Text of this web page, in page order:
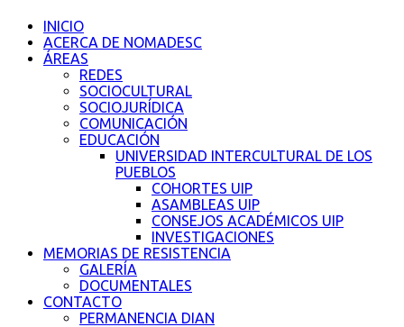
INICIO
ACERCA DE NOMADESC
ÁREAS
REDES
SOCIOCULTURAL
SOCIOJURÍDICA
COMUNICACIÓN
EDUCACIÓN
UNIVERSIDAD INTERCULTURAL DE LOS
PUEBLOS
COHORTES UIP
ASAMBLEAS UIP
CONSEJOS ACADÉMICOS UIP
INVESTIGACIONES
MEMORIAS DE RESISTENCIA
GALERÍA
DOCUMENTALES
CONTACTO
PERMANENCIA DIAN